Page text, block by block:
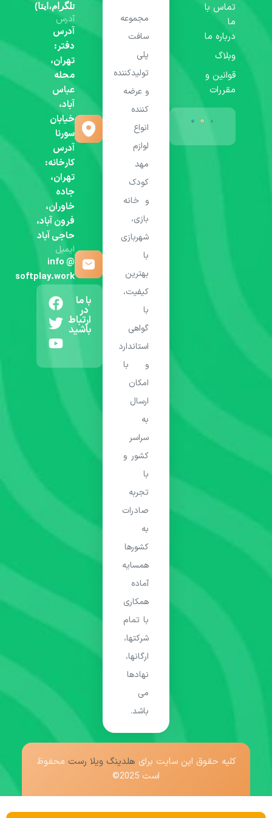
تماس با
ما
درباره ما
وبلاگ
قوانین و
مقررات
مجموعه
سافت
پلی
تولیدکننده
و عرضه
کننده
انواع
لوازم
مهد
کودک
و خانه
بازی،
شهربازی
با
بهترین
کیفیت،
با
گواهی
استاندارد
و با
امکان
ارسال
به
سراسر
کشور و
با
تجربه
صادرات
به
کشورها
همسایه
آماده
همکاری
با تمام
شرکتها،
ارگانها،
نهادها
می
باشد.
تلگرام،ایتا)
آدرس
آدرس
دفتر:
تهران،
محله
عباس
آباد،
خیابان
سورنا
آدرس
کارخانه:
تهران،
جاده
خاوران،
فرون آباد،
حاجی آباد
ایمیل
info @
softplay.work
با ما
در
ارتباط
باشید
کلیه حقوق این سایت برای هلدینگ ویلا رست محفوظ
است 2025©